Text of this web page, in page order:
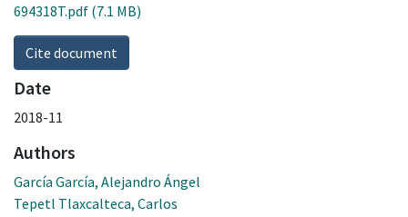
694318T.pdf (7.1 MB)
Cite document
Date
2018-11
Authors
García García, Alejandro Ángel
Tepetl Tlaxcalteca, Carlos